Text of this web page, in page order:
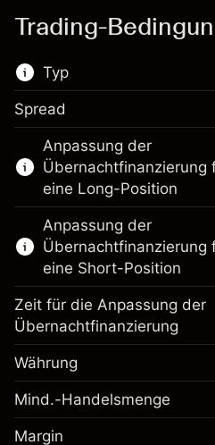
Trading-
Typ
Dieser Finanzmarkt
Trading zur Verfügung.
Erfahren Sie mehr über:
CFDs
Spread
Anpassung der
Übernachtfinanzierung
eine Long-Position
Margin. Ihre
Anpassung der
Übernachtfinanzierung
fremdfinanzierten
Anpassung der
Übernachtfinanzierung
eine Short-Position
Margin. Ihre
Zeit für die Anpassung der
Übernachtfinanzierung
Währung
Mind.-Handelsmenge
Margin